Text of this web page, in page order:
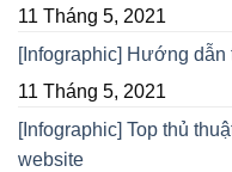
11 Tháng 5, 2021
[Infographic] Hướng
11 Tháng 5, 2021
[Infographic] Top thủ
website